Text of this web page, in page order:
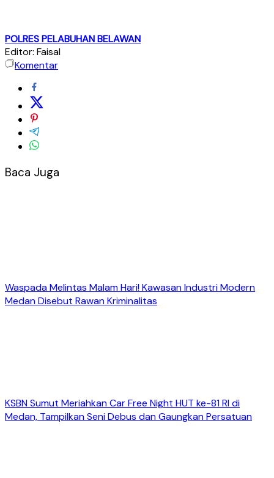
POLRES PELABUHAN BELAWAN
Editor: Faisal
Komentar
Baca Juga
Waspada Melintas Malam Hari! Kawasan Industri Modern
Medan Disebut Rawan Kriminalitas
KSBN Sumut Meriahkan Car Free Night HUT ke-81 RI di
Medan, Tampilkan Seni Debus dan Gaungkan Persatuan